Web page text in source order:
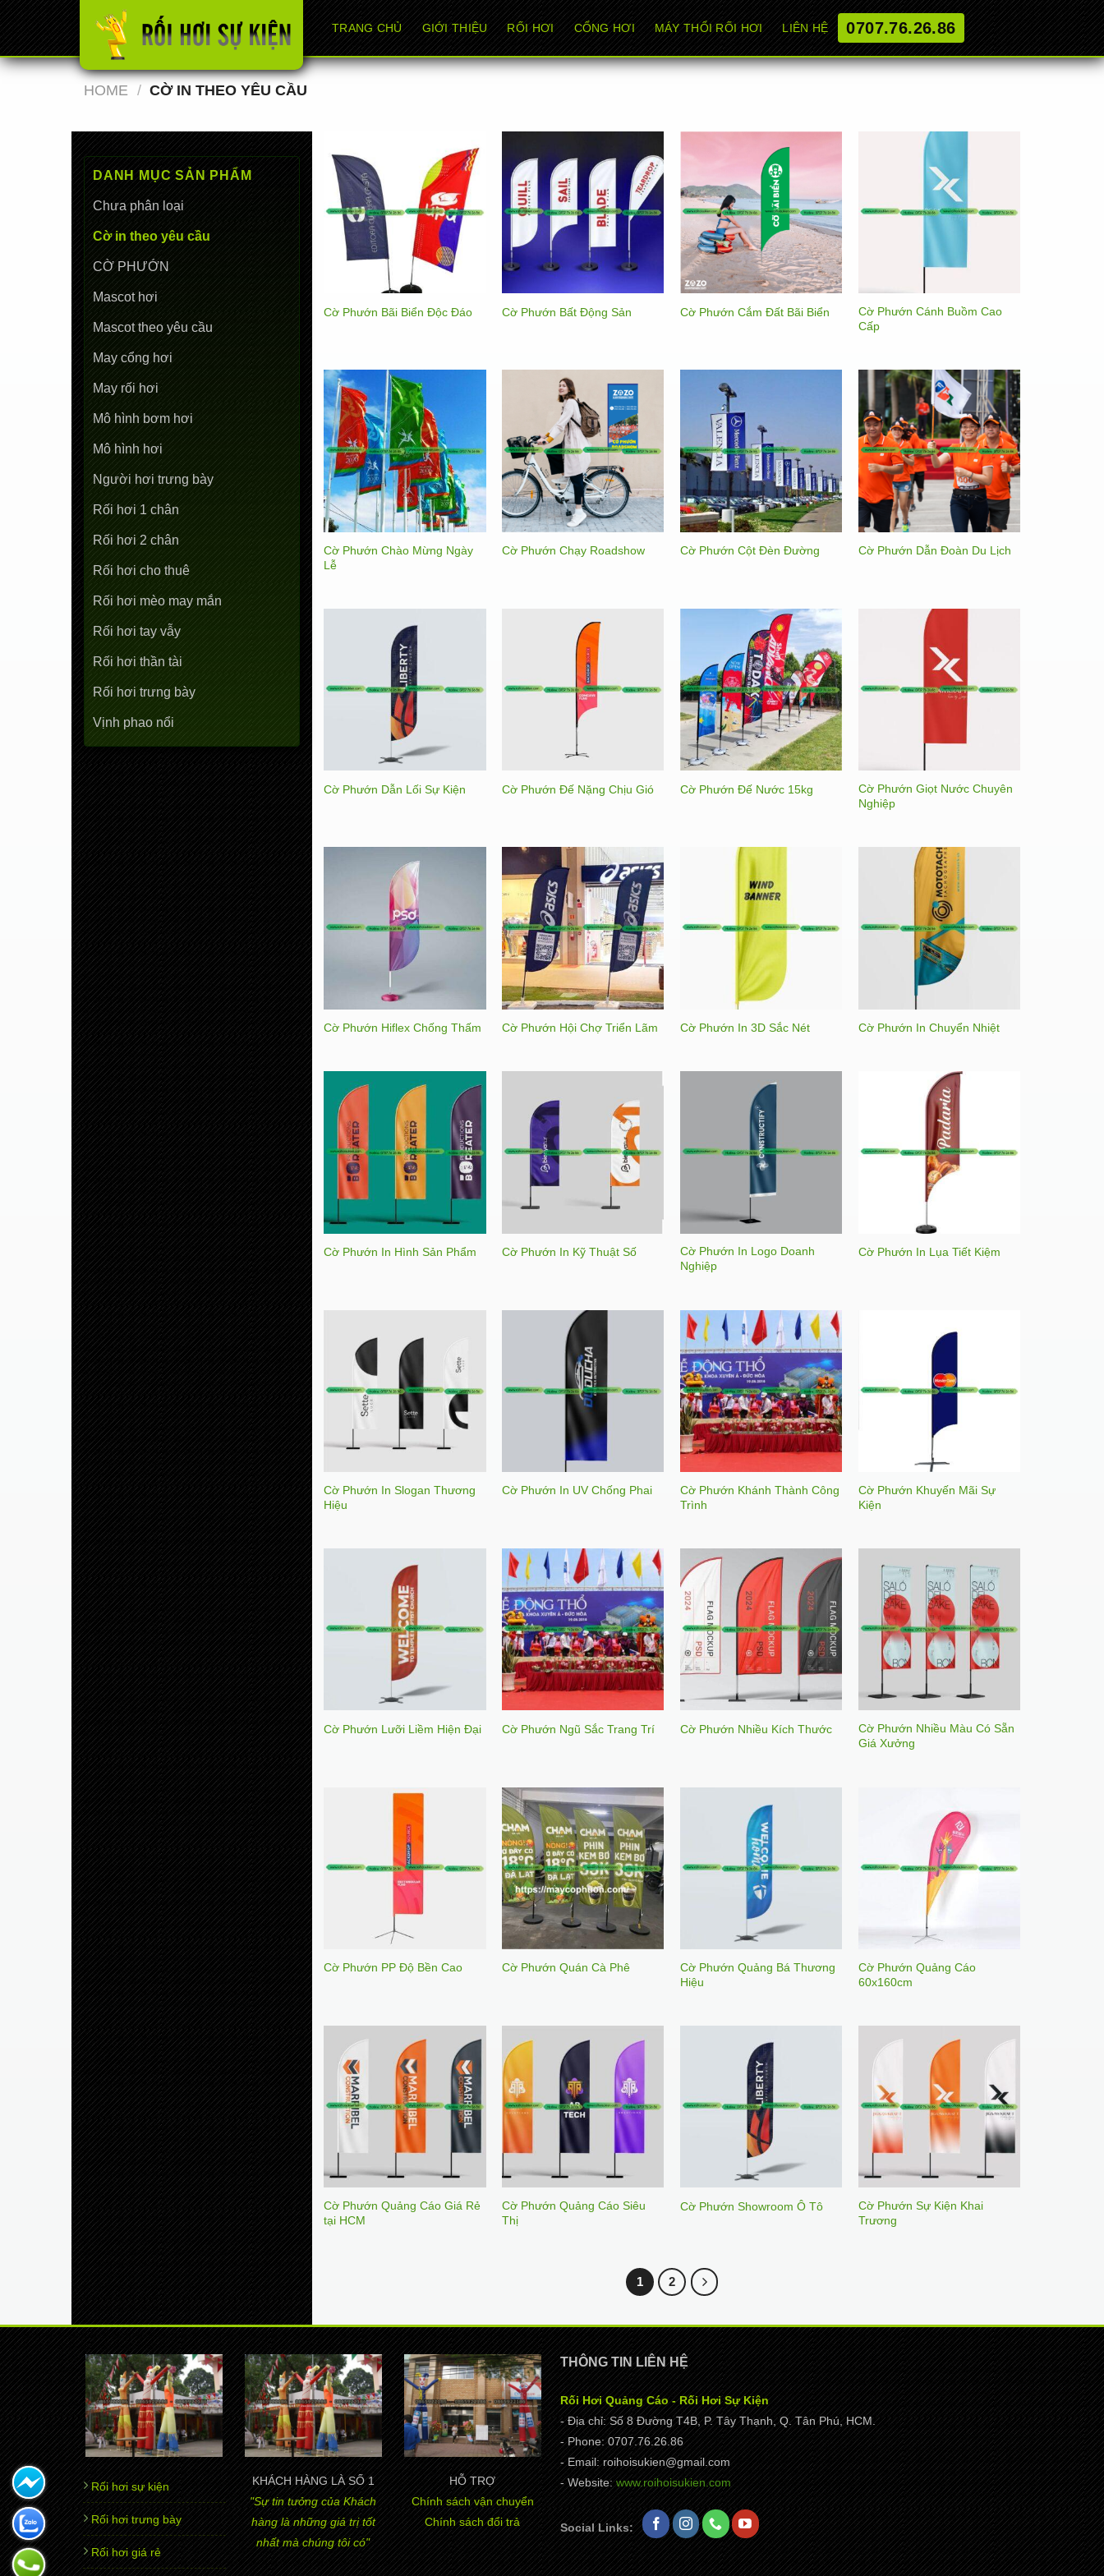
Chuyển
đến
nội
dung
TRANG CHỦ GIỚI THIỆU RỐI HƠI CỔNG HƠI MÁY THỔI RỐI HƠI LIÊN HỆ 0707.76.26.86
HOME / CỜ IN THEO YÊU CẦU
DANH MỤC SẢN PHẨM
Chưa phân loại
Cờ in theo yêu cầu
CỜ PHƯỚN
Mascot hơi
Mascot theo yêu cầu
May cổng hơi
May rối hơi
Mô hình bơm hơi
Mô hình hơi
Người hơi trưng bày
Rối hơi 1 chân
Rối hơi 2 chân
Rối hơi cho thuê
Rối hơi mèo may mắn
Rối hơi tay vẫy
Rối hơi thần tài
Rối hơi trưng bày
Vịnh phao nổi
Cờ Phướn Bãi Biển Độc Đáo Cờ Phướn Bất Động Sản Cờ Phướn Cắm Đất Bãi Biển
Cờ Phướn Cánh Buồm Cao
Cấp
Cờ Phướn Chào Mừng Ngày
Lễ
Cờ Phướn Chạy Roadshow Cờ Phướn Cột Đèn Đường Cờ Phướn Dẫn Đoàn Du Lịch
Cờ Phướn Dẫn Lối Sự Kiện Cờ Phướn Đế Nặng Chịu Gió Cờ Phướn Đế Nước 15kg
Cờ Phướn Giọt Nước Chuyên
Nghiệp
Cờ Phướn Hiflex Chống Thấm Cờ Phướn Hội Chợ Triển Lãm Cờ Phướn In 3D Sắc Nét Cờ Phướn In Chuyển Nhiệt
Cờ Phướn In Hình Sản Phẩm Cờ Phướn In Kỹ Thuật Số
Cờ Phướn In Logo Doanh
Nghiệp
Cờ Phướn In Lụa Tiết Kiệm
Cờ Phướn In Slogan Thương
Hiệu
Cờ Phướn In UV Chống Phai
Cờ Phướn Khánh Thành Công
Trình
Cờ Phướn Khuyến Mãi Sự
Kiện
Cờ Phướn Lưỡi Liềm Hiện Đại Cờ Phướn Ngũ Sắc Trang Trí Cờ Phướn Nhiều Kích Thước
Cờ Phướn Nhiều Màu Có Sẵn
Giá Xưởng
Cờ Phướn PP Độ Bền Cao Cờ Phướn Quán Cà Phê
Cờ Phướn Quảng Bá Thương
Hiệu
Cờ Phướn Quảng Cáo
60x160cm
Cờ Phướn Quảng Cáo Giá Rẻ
tại HCM
Cờ Phướn Quảng Cáo Siêu
Thị
Cờ Phướn Showroom Ô Tô
Cờ Phướn Sự Kiện Khai
Trương
1 2
Rối hơi sự kiện
Rối hơi trưng bày
Rối hơi giá rẻ
KHÁCH HÀNG LÀ SỐ 1
"Sự tin tưởng của Khách
hàng là những giá trị tốt
nhất mà chúng tôi có"
HỖ TRỢ
Chính sách vận chuyển
Chính sách đổi trả
THÔNG TIN LIÊN HỆ
Rối Hơi Quảng Cáo - Rối Hơi Sự Kiện
- Địa chỉ: Số 8 Đường T4B, P. Tây Thạnh, Q. Tân Phú, HCM.
- Phone: 0707.76.26.86
- Email: roihoisukien@gmail.com
- Website: www.roihoisukien.com
Social Links: